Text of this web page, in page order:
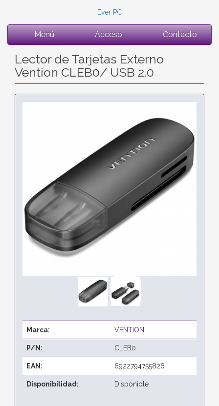
Ever PC
Menú Acceso Contacto
Lector de Tarjetas Externo
Vention CLEB0/ USB 2.0
Marca: VENTION
P/N: CLEB0
EAN: 6922794755826
Disponibilidad: Disponible